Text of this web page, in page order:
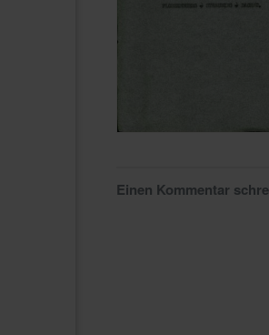
Einen Kommentar